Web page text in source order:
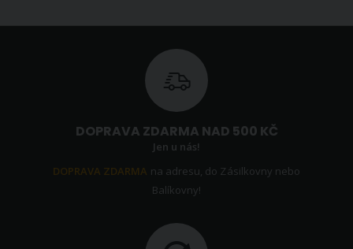
DOPRAVA ZDARMA NAD 500 KČ
Jen u nás!
DOPRAVA ZDARMA na adresu, do Zásilkovny nebo
Balíkovny!